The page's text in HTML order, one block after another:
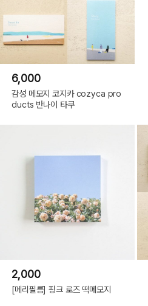
6,000
감성 메모지 코지카 cozyca pro
ducts 반나이 타쿠
2,000
[메리필름] 핑크 로즈 떡메모지